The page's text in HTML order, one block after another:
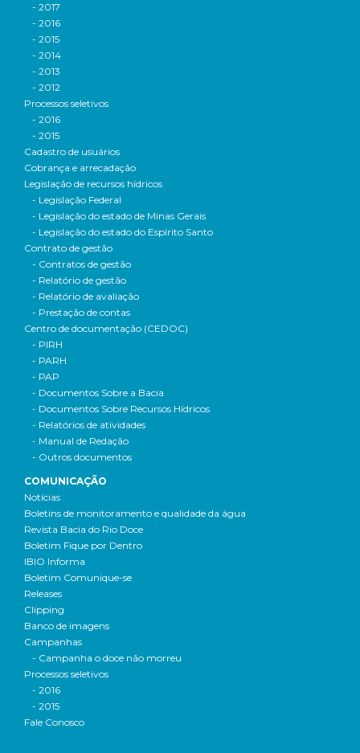
- 2017
- 2016
- 2015
- 2014
- 2013
- 2012
Processos seletivos
- 2016
- 2015
Cadastro de usuários
Cobrança e arrecadação
Legislação de recursos hídricos
- Legislação Federal
- Legislação do estado de Minas Gerais
- Legislação do estado do Espírito Santo
Contrato de gestão
- Contratos de gestão
- Relatório de gestão
- Relatório de avaliação
- Prestação de contas
Centro de documentação (CEDOC)
- PIRH
- PARH
- PAP
- Documentos Sobre a Bacia
- Documentos Sobre Recursos Hídricos
- Relatórios de atividades
- Manual de Redação
- Outros documentos
COMUNICAÇÃO
Notícias
Boletins de monitoramento e qualidade da água
Revista Bacia do Rio Doce
Boletim Fique por Dentro
IBIO Informa
Boletim Comunique-se
Releases
Clipping
Banco de imagens
Campanhas
- Campanha o doce não morreu
Processos seletivos
- 2016
- 2015
Fale Conosco